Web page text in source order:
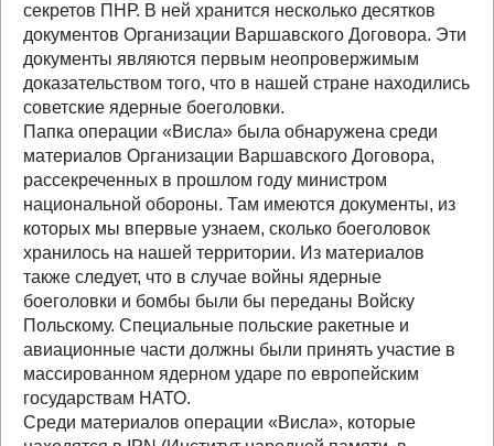
секретов ПНР. В ней хранится несколько десятков
документов Организации Варшавского Договора. Эти
документы являются первым неопровержимым
доказательством того, что в нашей стране находились
советские ядерные боеголовки.
Папка операции «Висла» была обнаружена среди
материалов Организации Варшавского Договора,
рассекреченных в прошлом году министром
национальной обороны. Там имеются документы, из
которых мы впервые узнаем, сколько боеголовок
хранилось на нашей территории. Из материалов
также следует, что в случае войны ядерные
боеголовки и бомбы были бы переданы Войску
Польскому. Специальные польские ракетные и
авиационные части должны были принять участие в
массированном ядерном ударе по европейским
государствам НАТО.
Среди материалов операции «Висла», которые